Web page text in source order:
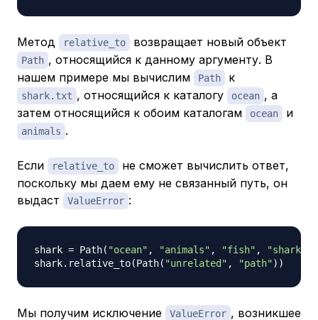
Метод relative_to возвращает новый объект
Path , относящийся к данному аргументу. В
нашем примере мы вычислим
Path к
shark.txt , относящийся к каталогу ocean , а
затем относящийся к обоим каталогам
ocean и
animals .
Если relative_to
не сможет вычислить ответ,
поскольку мы даем ему не связанный путь, он
выдаст
ValueError :
shark = Path( "ocean" , "animals" , "fish" ,
shark. relative_to(Path( "unrelated" , "path") )
Мы получим исключение ValueError , возникшее